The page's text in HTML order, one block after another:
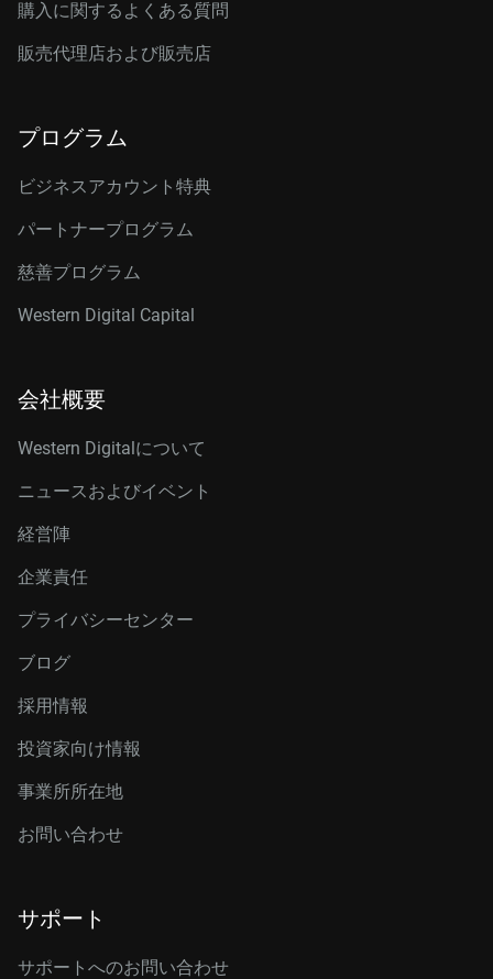
購入に関するよくある質問
販売代理店および販売店
プログラム
ビジネスアカウント特典
パートナープログラム
慈善プログラム
Western Digital Capital
会社概要
Western Digitalについて
ニュースおよびイベント
経営陣
企業責任
プライバシーセンター
ブログ
採用情報
投資家向け情報
事業所所在地
お問い合わせ
サポート
サポートへのお問い合わせ